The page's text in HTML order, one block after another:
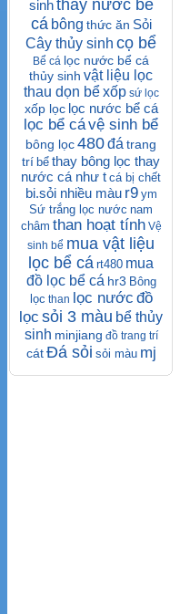
sinh thay nước bể
cá bông thức ăn Sỏi
Cây thủy sinh cọ bể
Bể cá lọc nước bể cá
thủy sinh vật liệu lọc
thau dọn bể xốp sứ lọc
xốp lọc lọc nước bể cá
lọc bể cávệ sinh bể
bông lọc480đá trang
trí bể thay bông lọc thay
nước cá như t cá bị chết
bi.sỏi nhiều màu r9 ym
Sứ trắng lọc nước nam
châm than hoạt tính Vệ
sinh bể mua vật liệu
lọc bể cá rt480 mua
đồ lọc bể cá hr3 Bông
lọc than lọc nước đồ
lọc sỏi 3 màu bể thủy
sinh minjiang đồ trang trí
cát Đá sỏi sỏi màu mj